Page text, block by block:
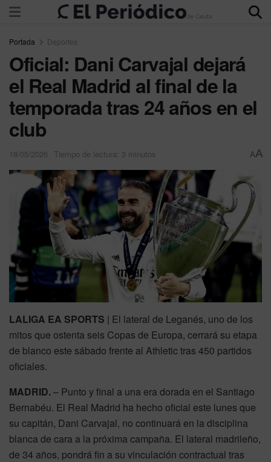
Portada Deportes
Oficial: Dani Carvajal dejará
el Real Madrid al final de la
temporada tras 24 años en el
club
18/05/2026 Tiempo de lectura: 3 minutos AA
LALIGA EA SPORTS | El lateral de Leganés, uno de los
mitos que ostenta seis Copas de Europa, cerrará su etapa
de blanco este sábado frente al Athletic tras 450 partidos
oficiales.
MADRID.– Punto y final a una era dorada en el Santiago
Bernabéu. El Real Madrid ha hecho oficial este lunes que
su capitán, Dani Carvajal, no continuará en la disciplina
blanca de cara a la próxima campaña. El lateral madrileño,
de 34 años, pondrá fin a su vinculación contractual tras